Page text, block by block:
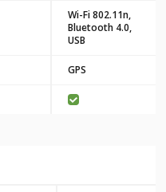
Wi-Fi 802.11n,
Bluetooth 4.0,
USB
GPS